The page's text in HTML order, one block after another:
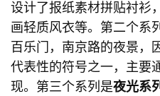
设计了报纸素材拼贴衬衫
画轻质风衣等。第二个系
百乐门，南京路的夜景，
代表性的符号之一，主要
现。第三个系列是夜光系